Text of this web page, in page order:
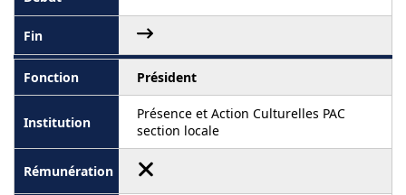
Président
Présence et Action Culturelles PAC
section locale